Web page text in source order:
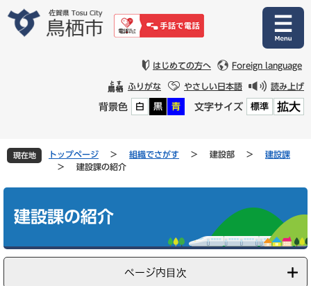
文
はじめての方へ Foreign language
ふりがな やさしい日本語 読み上げ
背景色 白 黒 青 文字サイズ 標準 拡大
現在地 トップページ > 組織でさがす > 建設部 >
建設課
>
建設課の紹介
建設課の紹介
ページ内目次